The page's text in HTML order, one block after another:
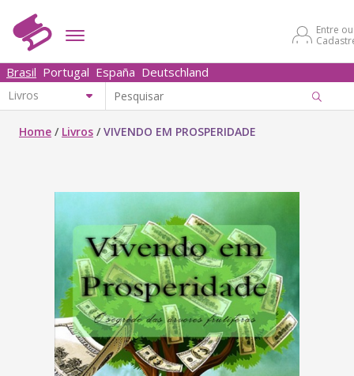
Entre ou
Brasil Portugal España Deutschland
Home / Livros /VIVENDO EM PROSPERIDADE